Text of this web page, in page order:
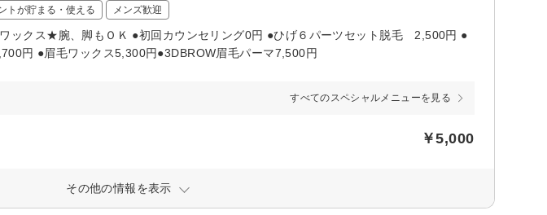
トが貯まる・使える メンズ歓迎
クス★腕、脚もＯＫ ●初回カウンセリング0円 ●ひげ６パーツセット脱毛 2,500円 ●
円 ●眉毛ワックス5,300円●3DBROW眉毛パーマ7,500円
すべてのスペシャルメニューを見る
￥5,000
その他の情報を表示